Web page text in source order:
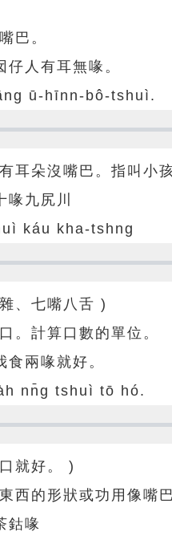
嘴巴。
仔人有耳無喙。
ū-hīnn-bô-tshuì.
耳朵沒嘴巴。指叫小
喙九尻川
káu kha-tshng
、七嘴八舌 )
口。計算口數的單位。
食兩喙就好。
nn̄g tshuì tō hó.
就好。 )
東西的形狀或功用像嘴
鈷喙